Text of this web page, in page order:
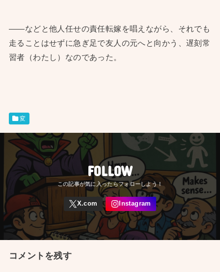
——などと他人任せの責任転嫁を唱えながら、それでも
走ることはせずに急ぎ足で友人の元へと向かう、遅刻常
習者（わたし）なのであった。
変
FOLLOW
コメントを残す